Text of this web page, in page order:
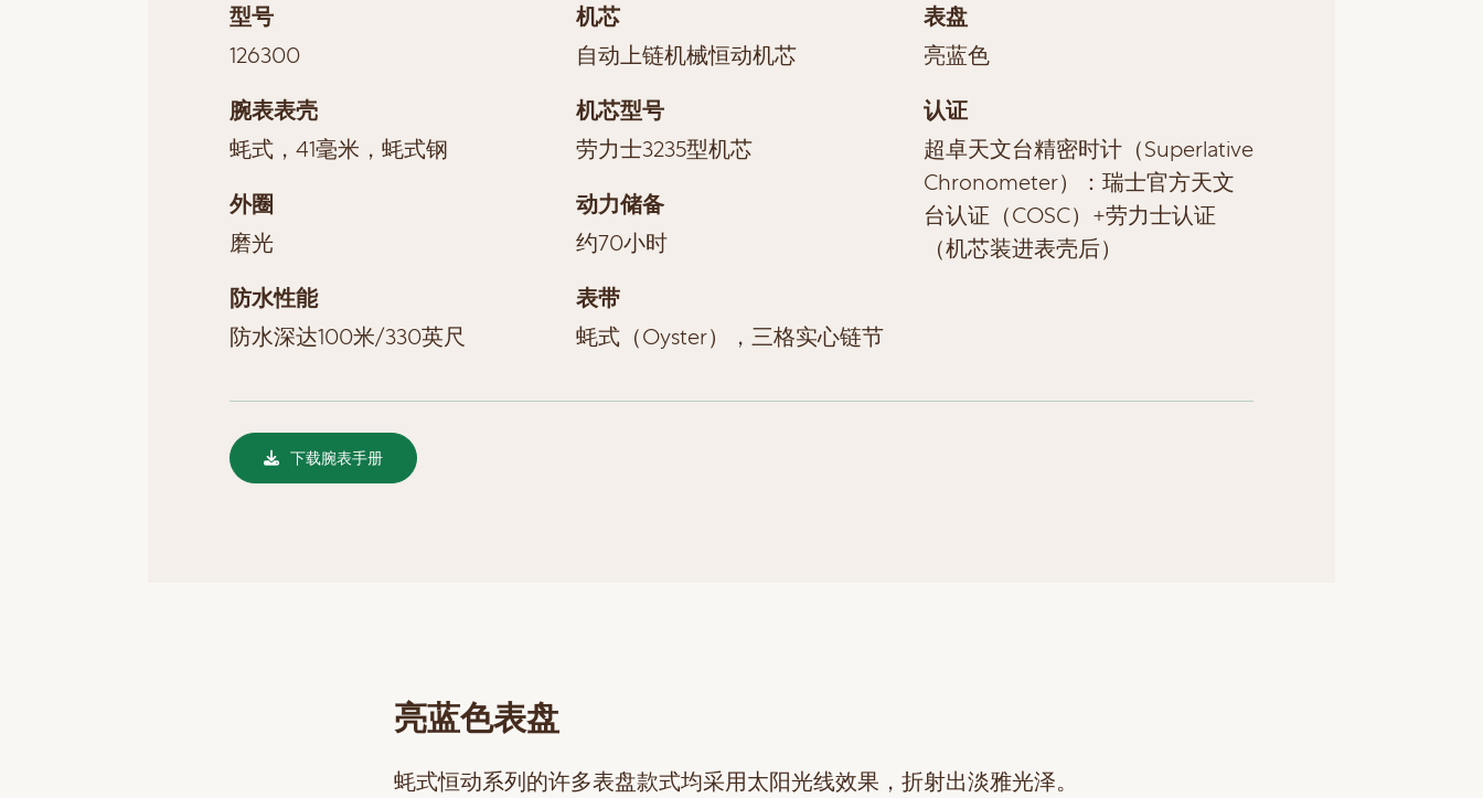
型号
126300
腕表表壳
蚝式，41毫米，蚝式钢
外圈
磨光
防水性能
防水深达100米/330英尺
机芯
自动上链机械恒动机芯
机芯型号
劳力士3235型机芯
动力储备
约70小时
表带
蚝式（Oyster），三格实心链节
表盘
亮蓝色
认证
超卓天文台精密时计（Superlative
Chronometer）：瑞士官方天文
台认证（COSC）+劳力士认证
（机芯装进表壳后）
下载腕表手册
亮蓝色表盘
蚝式恒动系列的许多表盘款式均采用太阳光线效果，折射出淡雅光泽。